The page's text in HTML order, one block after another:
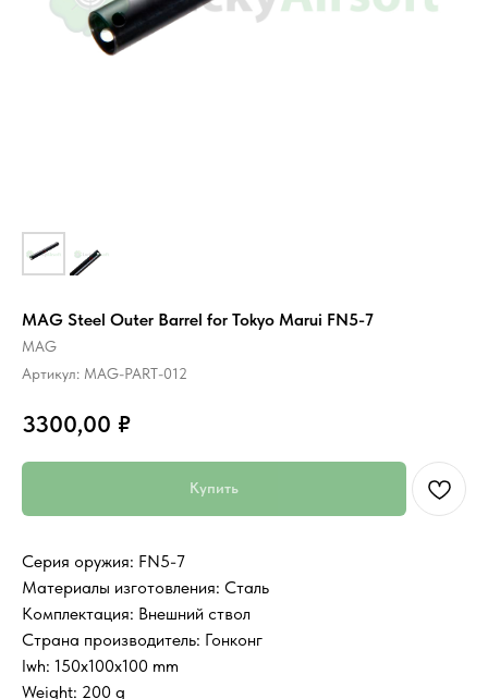
MAG Steel Outer Barrel for Tokyo Marui FN5-7
MAG
Артикул: MAG-PART-012
3300,00 ₽
Купить
Серия оружия: FN5-7
Материалы изготовления: Сталь
Комплектация: Внешний ствол
Страна производитель: Гонконг
lwh: 150x100x100 mm
Weight: 200 g